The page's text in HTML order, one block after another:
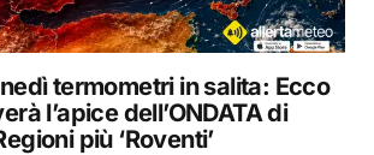
termometri in salita: Ecco
l’apice dell’ONDATA di
più ‘Roventi’